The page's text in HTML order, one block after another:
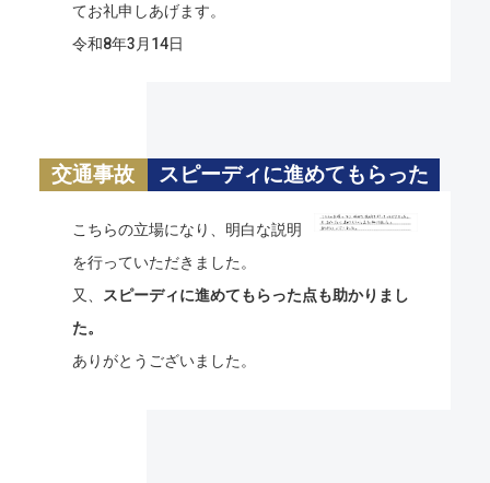
てお礼申しあげます。
令和8年3月14日
交通事故 スピーディに進めてもらった
こちらの立場になり、明白な説明
を行っていただきました。
又、
スピーディに進めてもらった点も助かりまし
た。
ありがとうございました。